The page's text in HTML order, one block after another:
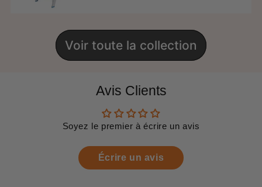
Voir toute la collection
Avis Clients
Soyez le premier à écrire un avis
Écrire un avis